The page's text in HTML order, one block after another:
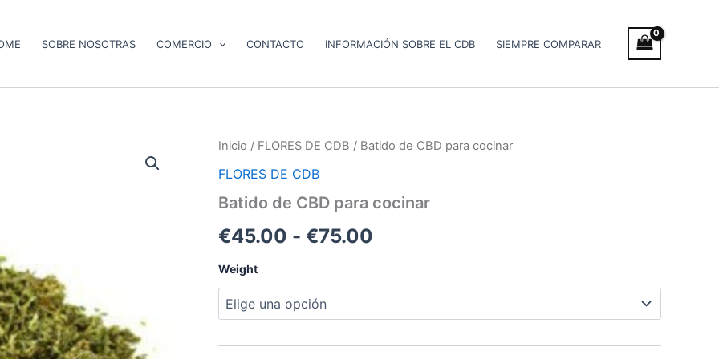
SOBRE NOSOTRAS COMERCIO CONTACTO INFORMACIÓN SOBRE EL CDB SIEMPRE COMPARAR
Inicio / FLORES DE CDB / Batido de CBD para cocinar
FLORES DE CDB
Batido de CBD para cocinar
€45.00 - €75.00
Rango
precios:
Weight
Batido
CBD
cocinar